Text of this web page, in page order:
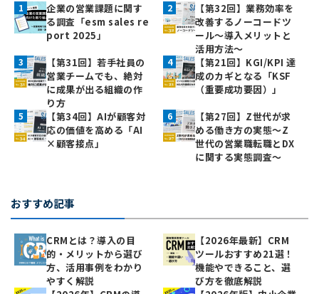
企業の営業課題に関す
る調査「esm sales re
port 2025」
【第32回】業務効率を
改善するノーコードツ
ール～導入メリットと
活用方法～
【第31回】若手社員の
営業チームでも、絶対
に成果が出る組織の作
り方
【第21回】KGI/KPI 達
成のカギとなる「KSF
（重要成功要因）」
【第34回】AIが顧客対
応の価値を高める「AI
×顧客接点」
【第27回】Z世代が求
める働き方の実態〜Z
世代の営業職転職とDX
に関する実態調査〜
おすすめ記事
CRMとは？導入の目
的・メリットから選び
方、活用事例をわかり
やすく解説
【2026年最新】CRM
ツールおすすめ21選！
機能やできること、選
び方を徹底解説